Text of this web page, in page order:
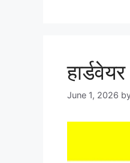
June 1, 2026